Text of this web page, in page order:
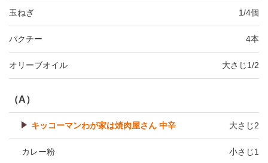
玉ねぎ 1/4個
パクチー 4本
オリーブオイル 大さじ1/2
（A）
キッコーマンわが家は焼肉屋さん 中辛 大さじ2
カレー粉 小さじ1